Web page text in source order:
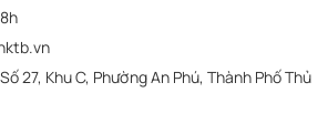
27, Khu C, Phường An Phú, Thành Phố Thủ